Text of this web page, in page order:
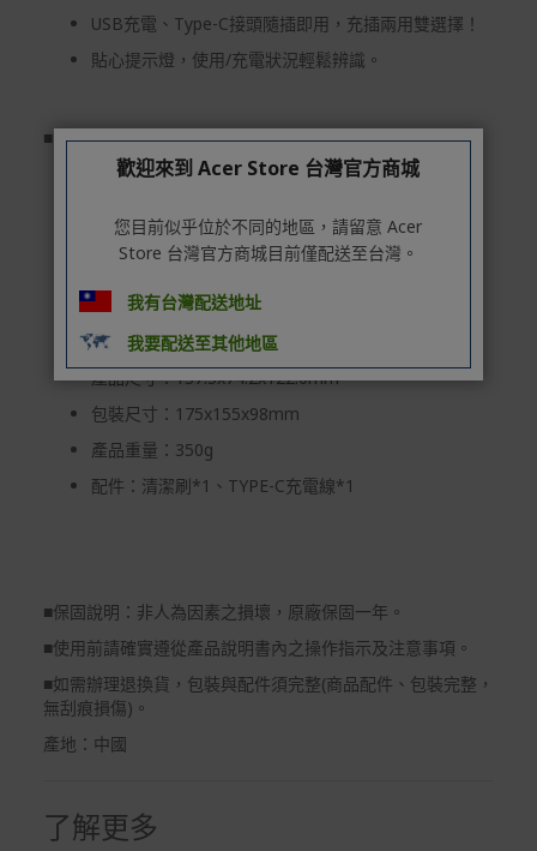
Acer旗下品牌商品除可宅配配送全台各地外，部分商品可
以選擇配送至全台各地服務中心。
非Acer旗下品牌商品依配合廠商規範，可能會有無法配送
外島的狀況，
號 > 我的訂單)。
實際的到貨時間依配合的物流商做安排，在無特殊狀況下
可在出貨後的兩個工作天內送達。
生產狀況有延後情況發生。
s://www.acer.com/tw-zh/support/warranty/product-wa
rranties
服務信箱聯繫客服。
付款方式
本網站提供以下付款方式：
信用卡一次付清：支援Visa、Master Card及JCB卡
別
率/滿1萬享3期0利率/滿3萬享12期0利率
USB充電、Type-C接頭隨插即用，充插兩用雙選擇！
貼心提示燈，使用/充電狀況輕鬆辨識。
■商品規格
額定電壓：DC 5V
使用電源：1200mAh鋰電池
充電時間：約3小時
連續使用時間：約1-2小時 (依使用情況而定)
產品材質：塑膠、不鏽鋼
產品尺寸：137.5x74.2x122.0mm
包裝尺寸：175x155x98mm
產品重量：350g
配件：清潔刷*1、TYPE-C充電線*1
■保固說明：非人為因素之損壞，原廠保固一年。
■使用前請確實遵從產品說明書內之操作指示及注意事項。
■如需辦理退換貨，包裝與配件須完整(商品配件、包裝完整，
無刮痕損傷) 。
產地：中國
了解更多
歡迎來到 Acer Store 台灣官方商城
您目前似乎位於不同的地區，請留意 Acer
Store 台灣官方商城目前僅配送至台灣。
我有台灣配送地址
我要配送至其他地區